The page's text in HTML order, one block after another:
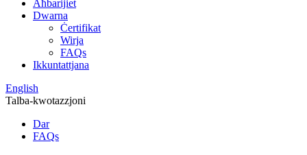
Aħbarijiet
Dwarna
Ċertifikat
Wirja
FAQs
Ikkuntattjana
English
Talba-kwotazzjoni
Dar
FAQs